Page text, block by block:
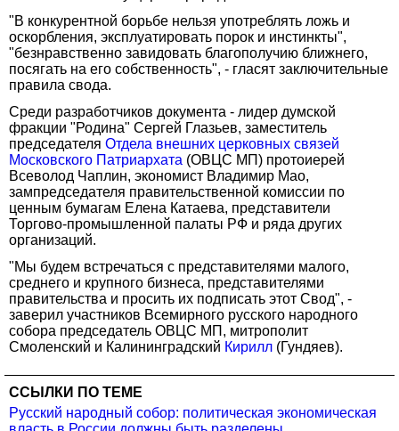
"В конкурентной борьбе нельзя употреблять ложь и
оскорбления, эксплуатировать порок и инстинкты",
"безнравственно завидовать благополучию ближнего,
посягать на его собственность", - гласят заключительные
правила свода.
Среди разработчиков документа - лидер думской
фракции "Родина" Сергей Глазьев, заместитель
председателя Отдела внешних церковных связей
Московского Патриархата (ОВЦС МП) протоиерей
Всеволод Чаплин, экономист Владимир Мао,
зампредседателя правительственной комиссии по
ценным бумагам Елена Катаева, представители
Торгово-промышленной палаты РФ и ряда других
организаций.
"Мы будем встречаться с представителями малого,
среднего и крупного бизнеса, представителями
правительства и просить их подписать этот Свод", -
заверил участников Всемирного русского народного
собора председатель ОВЦС МП, митрополит
Смоленский и Калининградский Кирилл (Гундяев).
ССЫЛКИ ПО ТЕМЕ
Русский народный собор: политическая экономическая